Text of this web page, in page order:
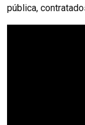
pública,